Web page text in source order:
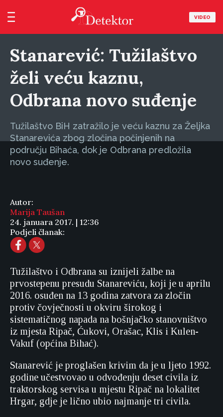
VIDEO
Stanarević: Tužilaštvo
želi veću kaznu,
Odbrana novo suđenje
Tužilaštvo BiH zatražilo je veću kaznu za Željka
Stanarevića zbog zločina počinjenih na
području Bihaća, dok je Odbrana predložila
novo suđenje.
Autor:
Marija Taušan
24. januara 2017. | 12:36
Podjeli članak:
Tužilaštvo i Odbrana su iznijeli žalbe na
prvostepenu presudu Stanareviću, koji je u aprilu
2016. osuđen na 13 godina zatvora za zločin
protiv čovječnosti u okviru širokog i
sistematičnog napada na bošnjačko stanovništvo
iz mjesta Ripač, Ćukovi, Orašac, Klis i Kulen-
Vakuf (općina Bihać).
Stanarević je proglašen krivim da je u ljeto 1992.
godine učestvovao u odvođenju deset civila iz
traktorskog servisa u mjestu Ripač na lokalitet
Hrgar, gdje je lično ubio najmanje tri civila.